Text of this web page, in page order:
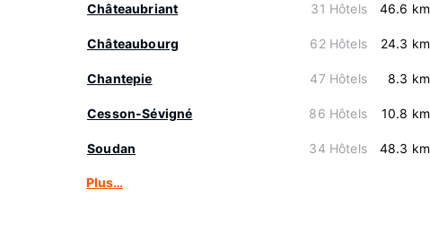
Châteaubriant 31 Hôtels 46.6 km
Châteaubourg 62 Hôtels 24.3 km
Chantepie 47 Hôtels 8.3 km
Cesson-Sévigné 86 Hôtels 10.8 km
Soudan 34 Hôtels 48.3 km
Plus…